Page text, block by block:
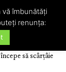
să scârțâie
îmbunătăți
renunța: